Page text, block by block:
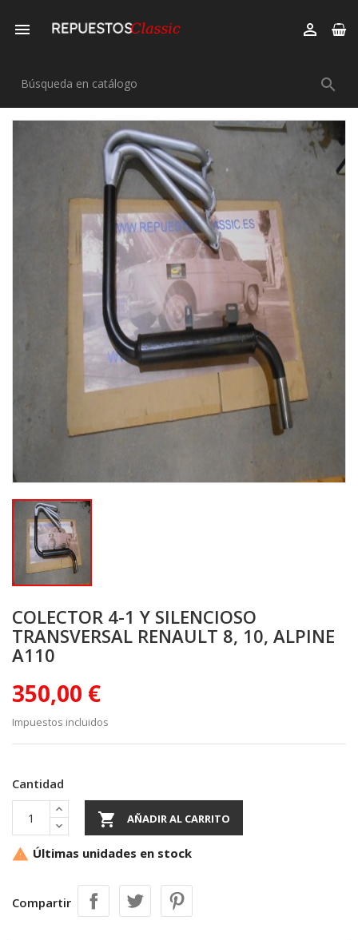
 

COLECTOR 4-1 Y SILENCIOSO
TRANSVERSAL RENAULT 8, 10, ALPINE
A110
350,00 €
Impuestos incluidos
Cantidad
 AÑADIR AL CARRITO
 Últimas unidades en stock
Compartir